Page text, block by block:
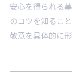
安心を得られる
のコツを知るこ
敬意を具体的に